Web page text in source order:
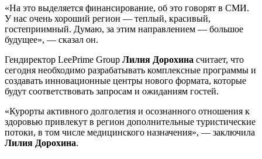
«На это выделяется финансирование, об это говорят в СМИ.
У нас очень хороший регион — теплый, красивый,
гостеприимный. Думаю, за этим направлением — большое
будущее», — сказал он.
Гендиректор LeePrime Group Лилия Дорохина считает, что
сегодня необходимо разрабатывать комплексные программы и
создавать инновационные центры нового формата, которые
будут соответствовать запросам и ожиданиям гостей.
«Курорты активного долголетия и осознанного отношения к
здоровью привлекут в регион дополнительные туристические
потоки, в том числе медицинского назначения», — заключила
Лилия Дорохина.